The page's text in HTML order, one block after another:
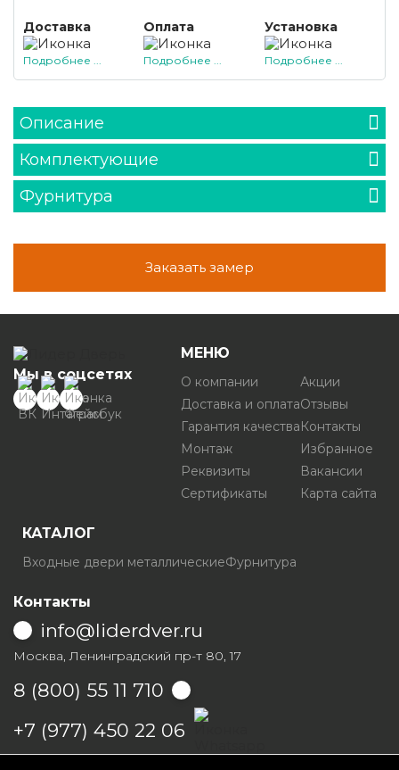
Доставка
Подробнее ...
Оплата
Подробнее ...
Установка
Подробнее ...
Описание
Комплектующие
Фурнитура
Заказать замер
Мы в соцсетях
МЕНЮ
О компании
Доставка и оплата
Гарантия качества
Монтаж
Реквизиты
Сертификаты
Акции
Отзывы
Контакты
Избранное
Вакансии
Карта сайта
КАТАЛОГ
Входные двери металлическиеФурнитура
Контакты
info@liderdver.ru
Москва, Ленинградский пр-т 80, 17
8 (800) 55 11 710
+7 (977) 450 22 06
Написать на Whatsapp